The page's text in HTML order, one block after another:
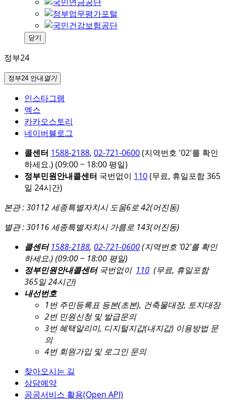
닫기
정부24
정부24 안내 열기
인스타그램
엑스
카카오스토리
네이버블로그
콜센터 1588-2188, 02-721-0600(지역번호 '02'를 확인
하세요.) (09:00 ~ 18:00 평일)
정부민원안내콜센터 국번없이 110(무료, 휴일포함 365
일 24시간)
본관 : 30112 세종특별자치시 도움6로 42(어진동)
별관 : 30116 세종특별자치시 가름로 143(어진동)
콜센터 1588-2188, 02-721-0600(지역번호 '02'를 확인
하세요.) (09:00 ~ 18:00 평일)
정부민원안내콜센터국번없이 110 (무료, 휴일포함
365일 24시간)
내선번호
1번 주민등록표 등본(초본), 건축물대장, 토지대장
2번 민원신청 및 발급문의
3번 혜택알리미, 디지털지갑(내지갑) 이용방법 문
의
4번 회원가입 및 로그인 문의
찾아오시는 길
상담예약
공공서비스 활용(Open API)